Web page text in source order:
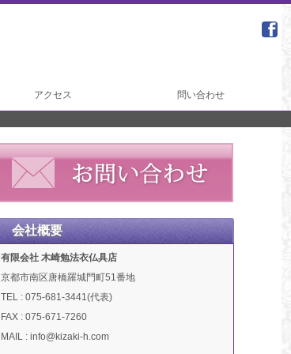
アクセス 問い合わせ
会社概要
有限会社 木崎勉法衣仏具店
京都市南区唐橋羅城門町51番地
TEL : 075-681-3441(代表)
FAX : 075-671-7260
MAIL : info@kizaki-h.com